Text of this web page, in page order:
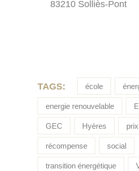
83210 Solliès-Pont
TAGS: école
energie renouvelable
GEC Hyères prix
récompense social
transition énergétique